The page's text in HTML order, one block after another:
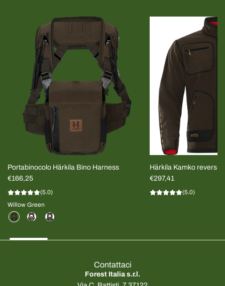
Portabinocolo Härkila Bino Harness
€166,25
(5.0)
Willow Green
Härkila Kamko
Scuro/Rosso UOMO
€297,41
(5.0)
Contattaci
Forest Italia s.r.l.